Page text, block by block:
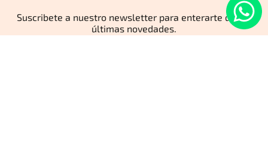
Suscribete a nuestro newsletter para enterarte de las
últimas novedades.